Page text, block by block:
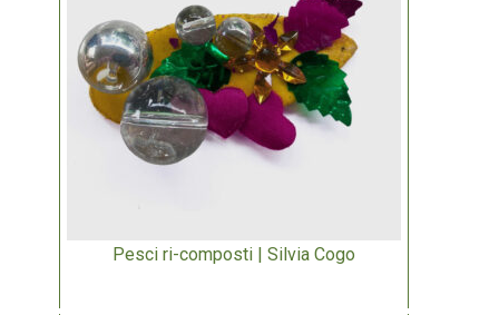
Pesci ri-composti | Silvia Cogo